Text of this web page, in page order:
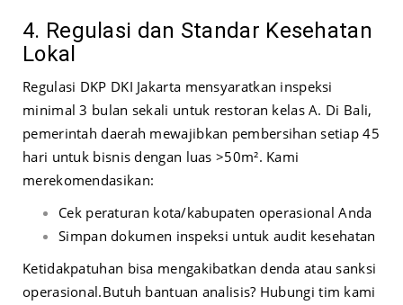
4. Regulasi dan Standar Kesehatan
Lokal
Regulasi DKP DKI Jakarta mensyaratkan inspeksi
minimal 3 bulan sekali untuk restoran kelas A. Di Bali,
pemerintah daerah mewajibkan pembersihan setiap 45
hari untuk bisnis dengan luas >50m². Kami
merekomendasikan:
Cek peraturan kota/kabupaten operasional Anda
Simpan dokumen inspeksi untuk audit kesehatan
Ketidakpatuhan bisa mengakibatkan denda atau sanksi
operasional.Butuh bantuan analisis? Hubungi tim kami